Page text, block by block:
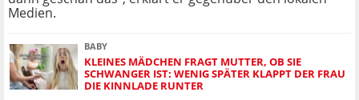
Medien.
BABY
KLEINES MÄDCHEN FRAGT MUTTER, OB SIE
SCHWANGER IST: WENIG SPÄTER KLAPPT DER FRAU
DIE KINNLADE RUNTER